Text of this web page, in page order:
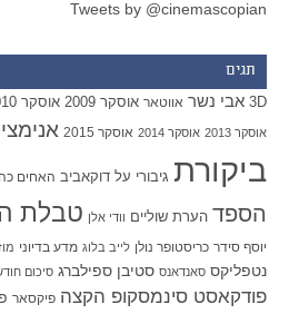
Tweets by @cinemascopian
תגים
3D אבי נשר אווטאר אוסקר 2009 אוסקר 2010
אוסקר 2013 אוסקר 2014 אוסקר 2015
ביקורת גיבורי על דוקאביב האחים
הספד הערת שוליים וודי אלן טבלת
יוסף סידר כריסטופר נולן לייב בלוג מדע בדיוני
נטפליקס סאנדאנס סטיבן ספילברג סיכום
פודקאסט סינמסקופ הקצה פיקסאר